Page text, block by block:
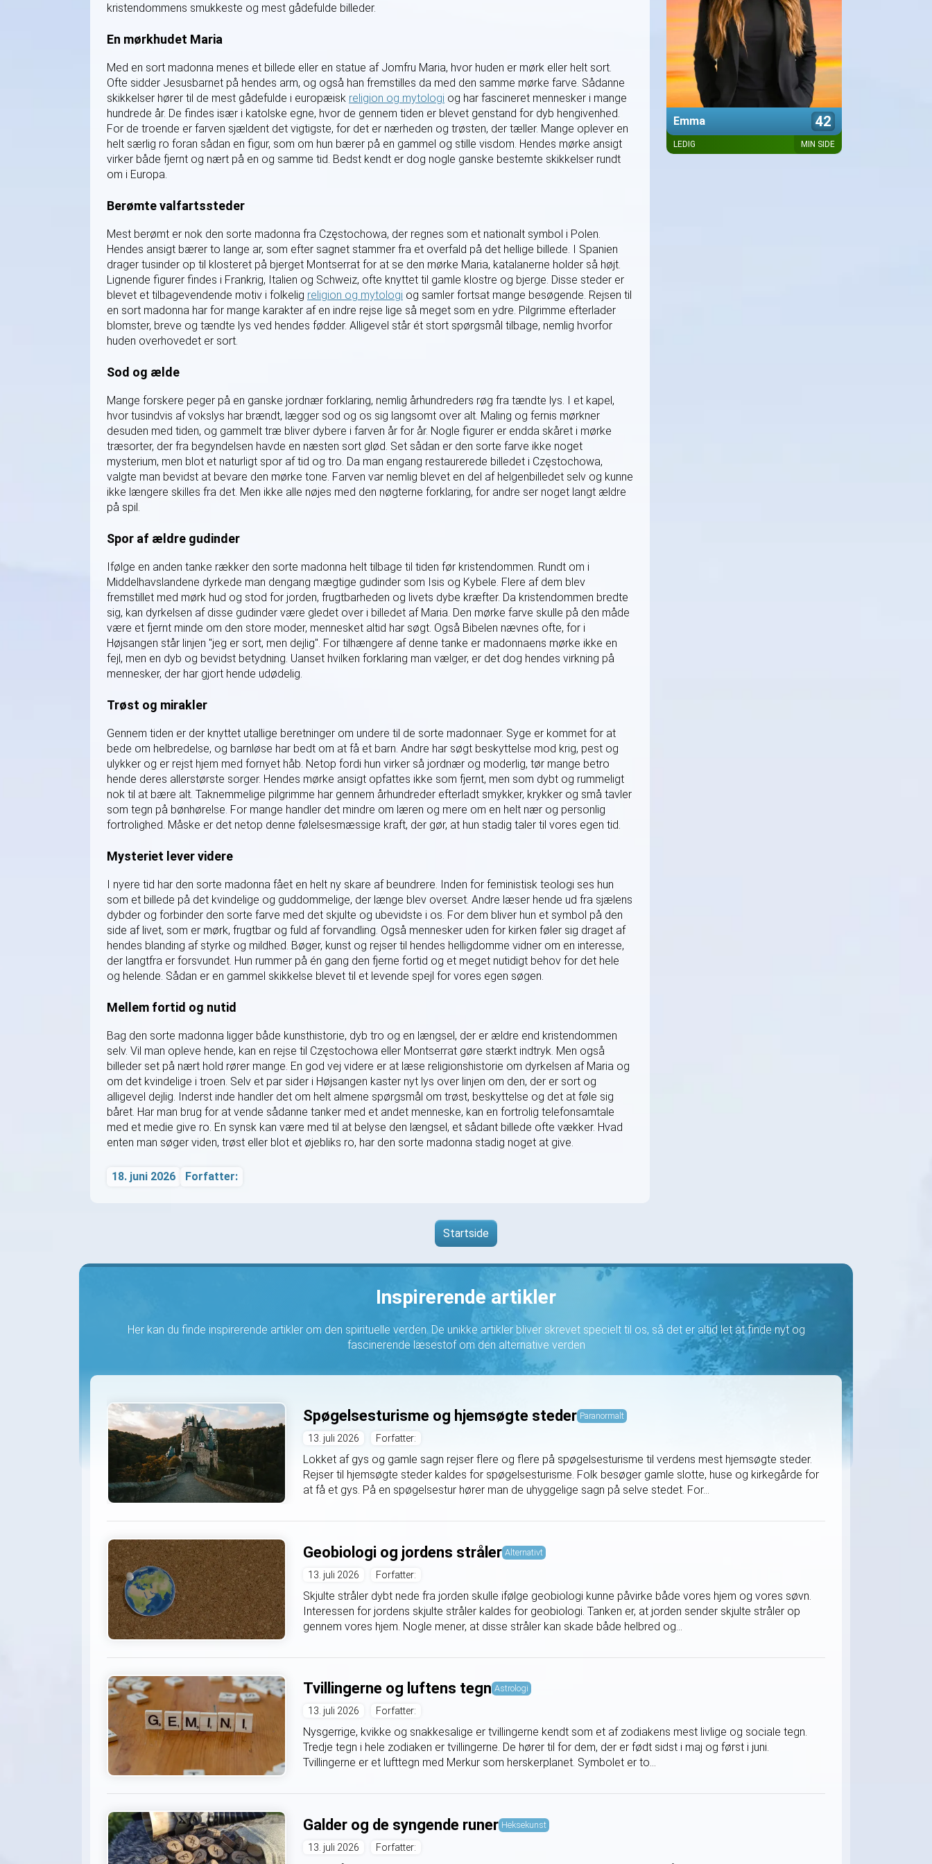
kristendommens smukkeste og mest gådefulde billeder.
En mørkhudet Maria
Med en sort madonna menes et billede eller en statue af Jomfru Maria, hvor huden er mørk eller helt sort.
Ofte sidder Jesusbarnet på hendes arm, og også han fremstilles da med den samme mørke farve. Sådanne
skikkelser hører til de mest gådefulde i europæisk religion og mytologi og har fascineret mennesker i mange
hundrede år. De findes især i katolske egne, hvor de gennem tiden er blevet genstand for dyb hengivenhed.
For de troende er farven sjældent det vigtigste, for det er nærheden og trøsten, der tæller. Mange oplever en
helt særlig ro foran sådan en figur, som om hun bærer på en gammel og stille visdom. Hendes mørke ansigt
virker både fjernt og nært på en og samme tid. Bedst kendt er dog nogle ganske bestemte skikkelser rundt
om i Europa.
Berømte valfartssteder
Mest berømt er nok den sorte madonna fra Częstochowa, der regnes som et nationalt symbol i Polen.
Hendes ansigt bærer to lange ar, som efter sagnet stammer fra et overfald på det hellige billede. I Spanien
drager tusinder op til klosteret på bjerget Montserrat for at se den mørke Maria, katalanerne holder så højt.
Lignende figurer findes i Frankrig, Italien og Schweiz, ofte knyttet til gamle klostre og bjerge. Disse steder er
blevet et tilbagevendende motiv i folkelig religion og mytologi og samler fortsat mange besøgende. Rejsen til
en sort madonna har for mange karakter af en indre rejse lige så meget som en ydre. Pilgrimme efterlader
blomster, breve og tændte lys ved hendes fødder. Alligevel står ét stort spørgsmål tilbage, nemlig hvorfor
huden overhovedet er sort.
Sod og ælde
Mange forskere peger på en ganske jordnær forklaring, nemlig århundreders røg fra tændte lys. I et kapel,
hvor tusindvis af vokslys har brændt, lægger sod og os sig langsomt over alt. Maling og fernis mørkner
desuden med tiden, og gammelt træ bliver dybere i farven år for år. Nogle figurer er endda skåret i mørke
træsorter, der fra begyndelsen havde en næsten sort glød. Set sådan er den sorte farve ikke noget
mysterium, men blot et naturligt spor af tid og tro. Da man engang restaurerede billedet i Częstochowa,
valgte man bevidst at bevare den mørke tone. Farven var nemlig blevet en del af helgenbilledet selv og kunne
ikke længere skilles fra det. Men ikke alle nøjes med den nøgterne forklaring, for andre ser noget langt ældre
på spil.
Spor af ældre gudinder
Ifølge en anden tanke rækker den sorte madonna helt tilbage til tiden før kristendommen. Rundt om i
Middelhavslandene dyrkede man dengang mægtige gudinder som Isis og Kybele. Flere af dem blev
fremstillet med mørk hud og stod for jorden, frugtbarheden og livets dybe kræfter. Da kristendommen bredte
sig, kan dyrkelsen af disse gudinder være gledet over i billedet af Maria. Den mørke farve skulle på den måde
være et fjernt minde om den store moder, mennesket altid har søgt. Også Bibelen nævnes ofte, for i
Højsangen står linjen "jeg er sort, men dejlig". For tilhængere af denne tanke er madonnaens mørke ikke en
fejl, men en dyb og bevidst betydning. Uanset hvilken forklaring man vælger, er det dog hendes virkning på
mennesker, der har gjort hende udødelig.
Trøst og mirakler
Gennem tiden er der knyttet utallige beretninger om undere til de sorte madonnaer. Syge er kommet for at
bede om helbredelse, og barnløse har bedt om at få et barn. Andre har søgt beskyttelse mod krig, pest og
ulykker og er rejst hjem med fornyet håb. Netop fordi hun virker så jordnær og moderlig, tør mange betro
hende deres allerstørste sorger. Hendes mørke ansigt opfattes ikke som fjernt, men som dybt og rummeligt
nok til at bære alt. Taknemmelige pilgrimme har gennem århundreder efterladt smykker, krykker og små tavler
som tegn på bønhørelse. For mange handler det mindre om læren og mere om en helt nær og personlig
fortrolighed. Måske er det netop denne følelsesmæssige kraft, der gør, at hun stadig taler til vores egen tid.
Mysteriet lever videre
I nyere tid har den sorte madonna fået en helt ny skare af beundrere. Inden for feministisk teologi ses hun
som et billede på det kvindelige og guddommelige, der længe blev overset. Andre læser hende ud fra sjælens
dybder og forbinder den sorte farve med det skjulte og ubevidste i os. For dem bliver hun et symbol på den
side af livet, som er mørk, frugtbar og fuld af forvandling. Også mennesker uden for kirken føler sig draget af
hendes blanding af styrke og mildhed. Bøger, kunst og rejser til hendes helligdomme vidner om en interesse,
der langtfra er forsvundet. Hun rummer på én gang den fjerne fortid og et meget nutidigt behov for det hele
og helende. Sådan er en gammel skikkelse blevet til et levende spejl for vores egen søgen.
Mellem fortid og nutid
Bag den sorte madonna ligger både kunsthistorie, dyb tro og en længsel, der er ældre end kristendommen
selv. Vil man opleve hende, kan en rejse til Częstochowa eller Montserrat gøre stærkt indtryk. Men også
billeder set på nært hold rører mange. En god vej videre er at læse religionshistorie om dyrkelsen af Maria og
om det kvindelige i troen. Selv et par sider i Højsangen kaster nyt lys over linjen om den, der er sort og
alligevel dejlig. Inderst inde handler det om helt almene spørgsmål om trøst, beskyttelse og det at føle sig
båret. Har man brug for at vende sådanne tanker med et andet menneske, kan en fortrolig telefonsamtale
med et medie give ro. En synsk kan være med til at belyse den længsel, et sådant billede ofte vækker. Hvad
enten man søger viden, trøst eller blot et øjebliks ro, har den sorte madonna stadig noget at give.
18. juni 2026 Forfatter:
Emma 42
Præsentation kommer snart
LEDIG MIN SIDE
Startside
Inspirerende artikler
Her kan du finde inspirerende artikler om den spirituelle verden. De unikke artikler bliver skrevet specielt til os, så det er altid let at finde nyt og
fascinerende læsestof om den alternative verden
Spøgelsesturisme og hjemsøgte steder Paranormalt
13. juli 2026 Forfatter:
Lokket af gys og gamle sagn rejser flere og flere på spøgelsesturisme til verdens mest hjemsøgte steder.
Rejser til hjemsøgte steder kaldes for spøgelsesturisme. Folk besøger gamle slotte, huse og kirkegårde for
at få et gys. På en spøgelsestur hører man de uhyggelige sagn på selve stedet. For...
Geobiologi og jordens stråler Alternativt
13. juli 2026 Forfatter:
Skjulte stråler dybt nede fra jorden skulle ifølge geobiologi kunne påvirke både vores hjem og vores søvn.
Interessen for jordens skjulte stråler kaldes for geobiologi. Tanken er, at jorden sender skjulte stråler op
gennem vores hjem. Nogle mener, at disse stråler kan skade både helbred og...
Tvillingerne og luftens tegn Astrologi
13. juli 2026 Forfatter:
Nysgerrige, kvikke og snakkesalige er tvillingerne kendt som et af zodiakens mest livlige og sociale tegn.
Tredje tegn i hele zodiaken er tvillingerne. De hører til for dem, der er født sidst i maj og først i juni.
Tvillingerne er et lufttegn med Merkur som herskerplanet. Symbolet er to...
Galder og de syngende runer Heksekunst
13. juli 2026 Forfatter: